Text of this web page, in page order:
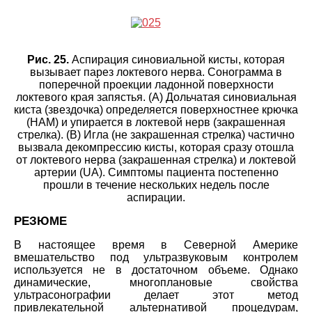
Рис. 25. Аспирация синовиальной кисты, которая
вызывает парез локтевого нерва. Сонограмма в
поперечной проекции ладонной поверхности
локтевого края запястья. (A) Дольчатая синовиальная
киста (звездочка) определяется поверхностнее крючка
(HAM) и упирается в локтевой нерв (закрашенная
стрелка). (B) Игла (не закрашенная стрелка) частично
вызвала декомпрессию кисты, которая сразу отошла
от локтевого нерва (закрашенная стрелка) и локтевой
артерии (UA). Симптомы пациента постепенно
прошли в течение нескольких недель после
аспирации.
РЕЗЮМЕ
В настоящее время в Северной Америке
вмешательство под ультразвуковым контролем
используется не в достаточном объеме. Однако
динамические, многоплановые свойства
ультрасонографии делает этот метод
привлекательной альтернативой процедурам,